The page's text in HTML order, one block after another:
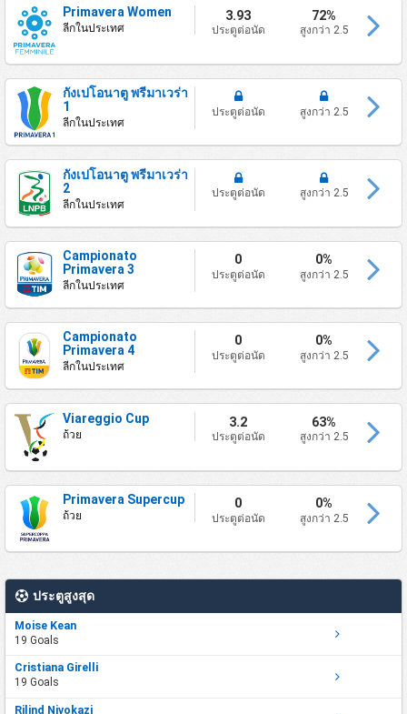
Primavera Women
ลีกในประเทศ
3.93
ประตูต่อนัด
72%
สูงกว่า 2.5
กังเปโอนาตู พรีมาเวร่า
1
ลีกในประเทศ
ประตูต่อนัด สูงกว่า 2.5
กังเปโอนาตู พรีมาเวร่า
2
ลีกในประเทศ
ประตูต่อนัด สูงกว่า 2.5
Campionato
Primavera 3
ลีกในประเทศ
0
ประตูต่อนัด
0%
สูงกว่า 2.5
Campionato
Primavera 4
ลีกในประเทศ
0
ประตูต่อนัด
0%
สูงกว่า 2.5
Viareggio Cup
ถ้วย
3.2
ประตูต่อนัด
63%
สูงกว่า 2.5
Primavera Supercup
ถ้วย
0
ประตูต่อนัด
0%
สูงกว่า 2.5
ประตูสูงสุด
Moise Kean
19 Goals
Cristiana Girelli
19 Goals
Rilind Nivokazi